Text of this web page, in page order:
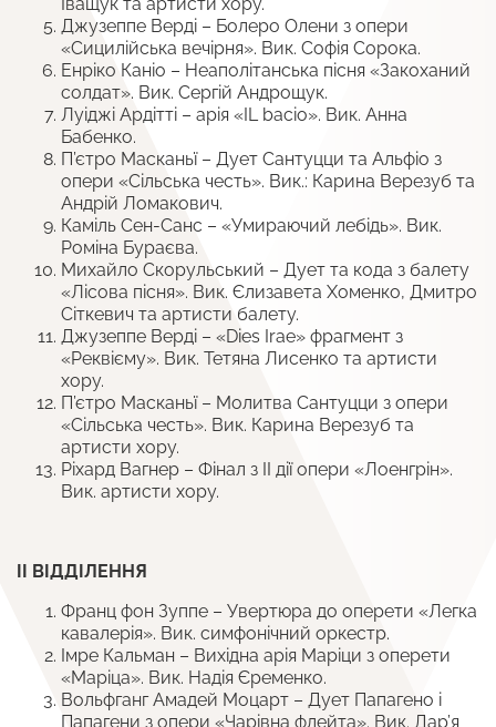
Джузеппе Верді – Болеро Олени з опери
«Сицилійська вечірня». Вик. Софія Сорока.
Енріко Каніо – Неаполітанська пісня «Закоханий
солдат». Вик. Сергій Андрощук.
Луіджі Ардітті – арія «IL bacio». Вик. Анна
Бабенко.
П’єтро Масканьї – Дует Сантуцци та Альфіо з
опери «Сільська честь». Вик.: Карина Верезуб та
Андрій Ломакович.
Каміль Сен-Санс – «Умираючий лебідь». Вик.
Роміна Бураєва.
Михайло Скорульський – Дует та кода з балету
«Лісова пісня». Вик. Єлизавета Хоменко, Дмитро
Сіткевич та артисти балету.
Джузеппе Верді – «Dies Irae» фрагмент з
«Реквієму». Вик. Тетяна Лисенко та артисти
хору.
П’єтро Масканьї – Молитва Сантуцци з опери
«Сільська честь». Вик. Карина Верезуб та
артисти хору.
Ріхард Вагнер – Фінал з ІІ дії опери «Лоенгрін».
Вик. артисти хору.
ІІ ВІДДІЛЕННЯ
Франц фон Зуппе – Увертюра до оперети «Легка
кавалерія». Вик. симфонічний оркестр.
Імре Кальман – Вихідна арія Маріци з оперети
«Маріца». Вик. Надія Єременко.
Вольфганг Амадей Моцарт – Дует Папагено і
Папагени з опери «Чарівна флейта». Вик. Дар’я